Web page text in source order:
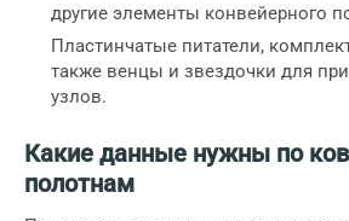
другие элементы конвейерного
Пластинчатые питатели,
также венцы и звездочки для
узлов.
Какие данные нужны по
полотнам